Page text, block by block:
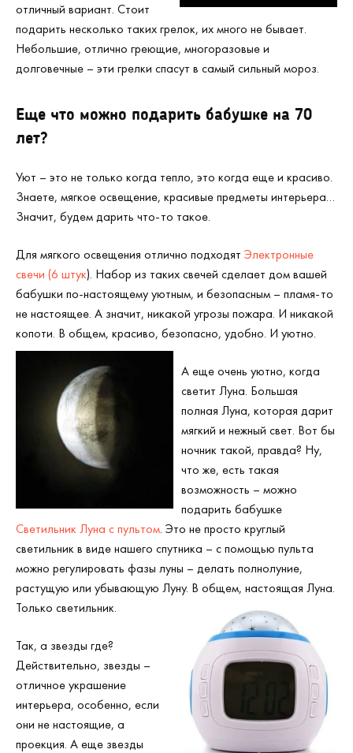
отличный вариант. Стоит
подарить несколько таких грелок, их много не бывает.
Небольшие, отлично греющие, многоразовые и
долговечные – эти грелки спасут в самый сильный мороз.
Еще что можно подарить бабушке на 70
лет?
Уют – это не только когда тепло, это когда еще и красиво.
Знаете, мягкое освещение, красивые предметы интерьера…
Значит, будем дарить что-то такое.
Для мягкого освещения отлично подходят Электронные
свечи (6 штук). Набор из таких свечей сделает дом вашей
бабушки по-настоящему уютным, и безопасным – пламя-то
не настоящее. А значит, никакой угрозы пожара. И никакой
копоти. В общем, красиво, безопасно, удобно. И уютно.
А еще очень уютно, когда
светит Луна. Большая
полная Луна, которая дарит
мягкий и нежный свет. Вот бы
ночник такой, правда? Ну,
что же, есть такая
возможность – можно
подарить бабушке
Светильник Луна с пультом. Это не просто круглый
светильник в виде нашего спутника – с помощью пульта
можно регулировать фазы луны – делать полнолуние,
растущую или убывающую Луну. В общем, настоящая Луна.
Только светильник.
Так, а звезды где?
Действительно, звезды –
отличное украшение
интерьера, особенно, если
они не настоящие, а
проекция. А еще звезды